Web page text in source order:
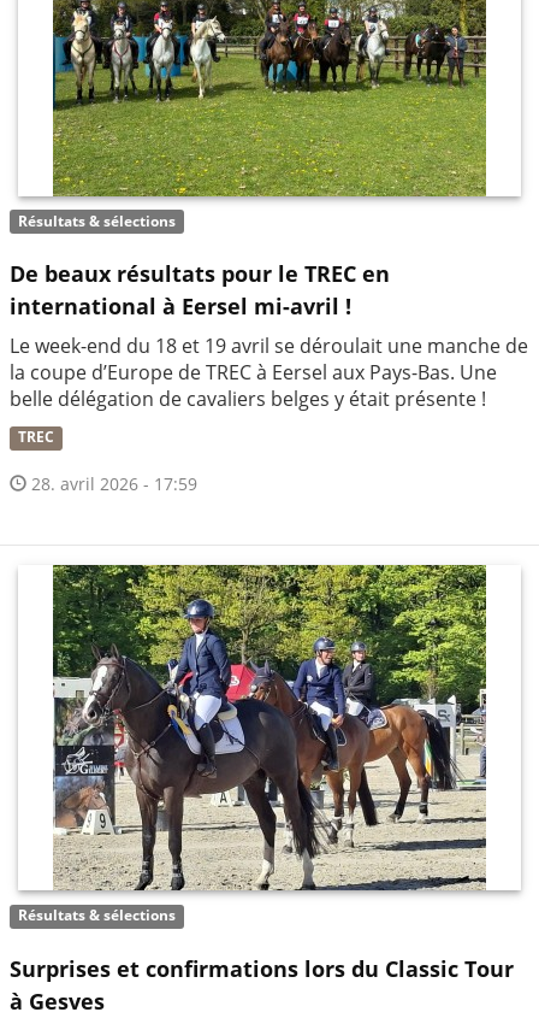
Résultats & sélections
De beaux résultats pour le TREC en
international à Eersel mi-avril !
Le week-end du 18 et 19 avril se déroulait une manche de
la coupe d’Europe de TREC à Eersel aux Pays-Bas. Une
belle délégation de cavaliers belges y était présente !
TREC
28. avril 2026 - 17:59
Résultats & sélections
Surprises et confirmations lors du Classic Tour
à Gesves